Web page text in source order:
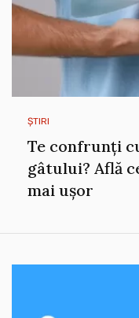
ȘTIRI
Te confrunți
gâtului? Află
mai ușor